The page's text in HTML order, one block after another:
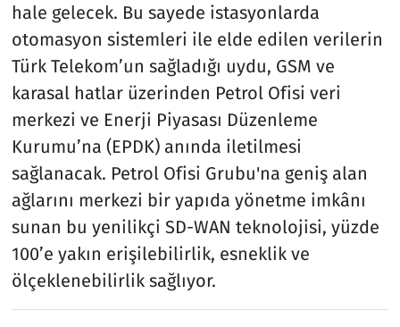
hale gelecek. Bu sayede istasyonlarda
otomasyon sistemleri ile elde edilen verilerin
Türk Telekom’un sağladığı uydu, GSM ve
karasal hatlar üzerinden Petrol Ofisi veri
merkezi ve Enerji Piyasası Düzenleme
Kurumu’na (EPDK) anında iletilmesi
sağlanacak. Petrol Ofisi Grubu'na geniş alan
ağlarını merkezi bir yapıda yönetme imkânı
sunan bu yenilikçi SD-WAN teknolojisi, yüzde
100’e yakın erişilebilirlik, esneklik ve
ölçeklenebilirlik sağlıyor.